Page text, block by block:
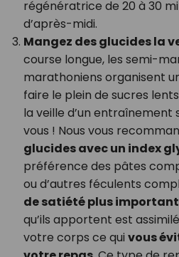
régénératrice de 20 à 30
d’après-midi.
Mangez des glucides la
course longue, les semi-
marathoniens organisent
faire le plein de sucres
la veille d’un entraînement
vous ! Nous vous
glucides avec un index
préférence des pâtes
ou d’autres féculents
de satiété plus important
qu’ils apportent est
votre corps ce qui vous